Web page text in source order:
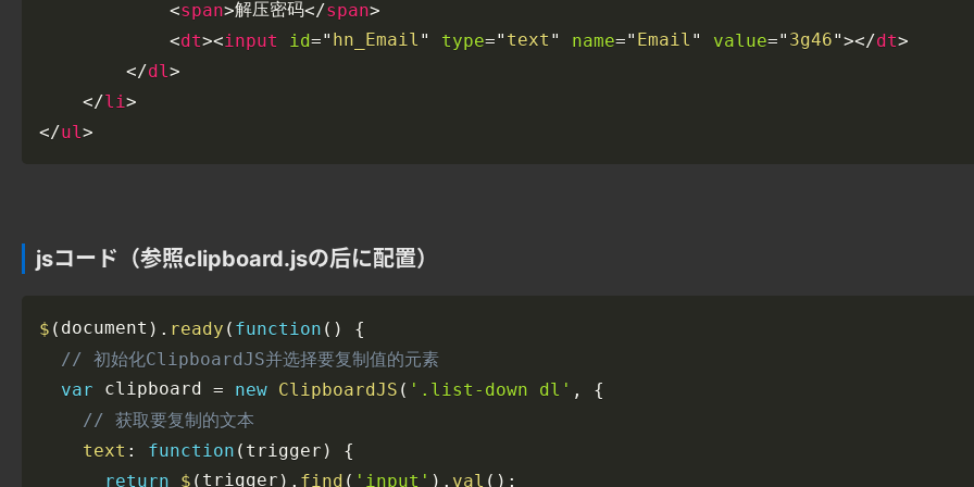
<span>解压密码</span>
<dt><input id=" hn_Email " type=" text " name=" Email " value=" 3g46"></dt>
</dl>
</li>
</ul>
jsコード（参照clipboard.jsの后に配置）
$ ( document ) . ready ( function ( )
{
// 初始化ClipboardJS并选择要复制值的元素
var clipboard = new ClipboardJS ( '.list-down dl' ,
{
// 获取要复制的文本
text : function ( trigger )
{
return
$ ( trigger ) . find ( 'input' ) . val ( ) ;